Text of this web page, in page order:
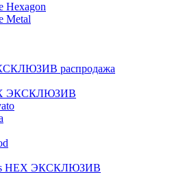
Hexagon
Metal
распродажа
ЭКСКЛЮЗИВ
HEX ЭКСКЛЮЗИВ